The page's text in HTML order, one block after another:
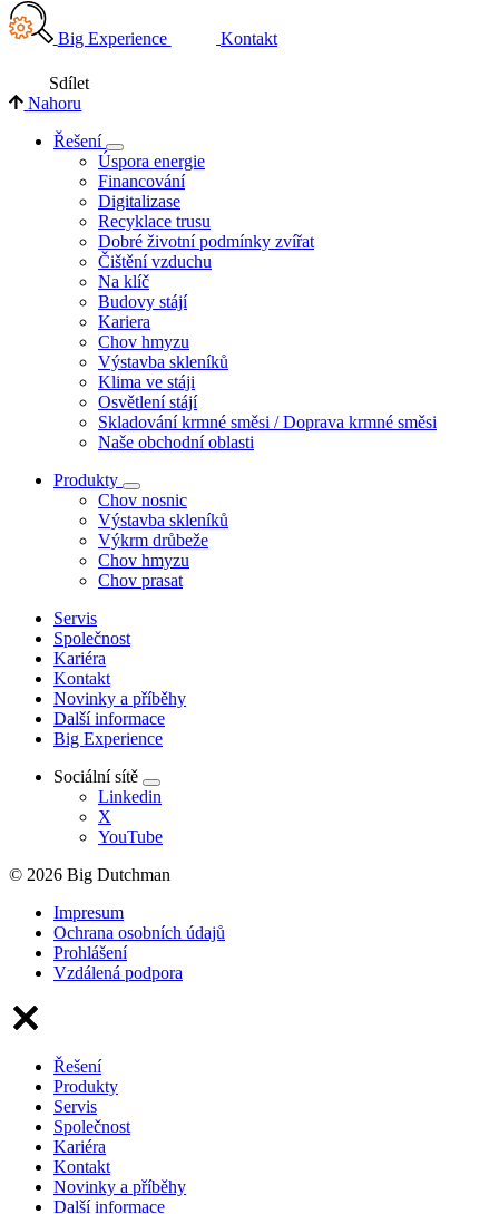
Big Experience Kontakt
Sdílet
Nahoru
Řešení
Úspora energie
Financování
Digitalizase
Recyklace trusu
Dobré životní podmínky zvířat
Čištění vzduchu
Na klíč
Budovy stájí
Kariera
Chov hmyzu
Výstavba skleníků
Klima ve stáji
Osvětlení stájí
Skladování krmné směsi / Doprava krmné směsi
Naše obchodní oblasti
Produkty
Chov nosnic
Výstavba skleníků
Výkrm drůbeže
Chov hmyzu
Chov prasat
Servis
Společnost
Kariéra
Kontakt
Novinky a příběhy
Další informace
Big Experience
Sociální sítě
Linkedin
X
YouTube
© 2026 Big Dutchman
Impresum
Ochrana osobních údajů
Prohlášení
Vzdálená podpora
Řešení
Produkty
Servis
Společnost
Kariéra
Kontakt
Novinky a příběhy
Další informace